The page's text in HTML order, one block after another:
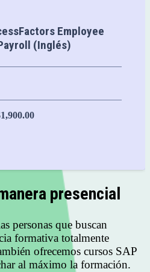
Employee
(Inglés)
1,900.00
presencial
personas que buscan
formativa totalmente
ofrecemos cursos SAP
al máximo la formación.